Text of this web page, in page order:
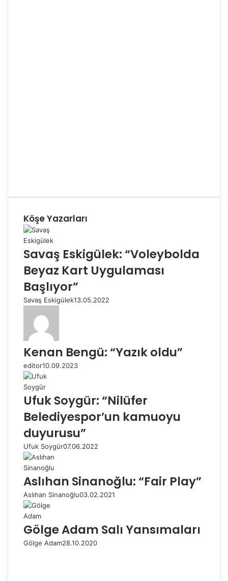
Köşe Yazarları
Savaş Eskigülek: “Voleybolda
Beyaz Kart Uygulaması
Başlıyor”
Savaş Eskigülek13.05.2022
Kenan Bengü: “Yazık oldu”
editor10.09.2023
Ufuk Soygür: “Nilüfer
Belediyespor’un kamuoyu
duyurusu”
Ufuk Soygür07.06.2022
Aslıhan Sinanoğlu: “Fair Play”
Aslıhan Sinanoğlu03.02.2021
Gölge Adam Salı Yansımaları
Gölge Adam28.10.2020